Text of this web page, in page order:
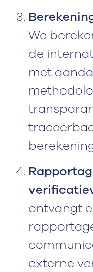
We
de
met
ontvangt
externe